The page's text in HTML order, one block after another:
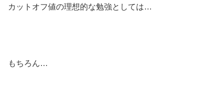
カットオフ値の理想的な勉強としては…
もちろん…